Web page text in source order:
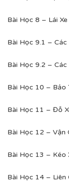
Bài Học 8 – Lái
Bài Học 9.1 –
Bài Học 9.2 –
Bài Học 10 – Bảo
Bài Học 11 – Đỗ
Bài Học 12 – Vận
Bài Học 13 – Kéo
Bài Học 14 – Liên